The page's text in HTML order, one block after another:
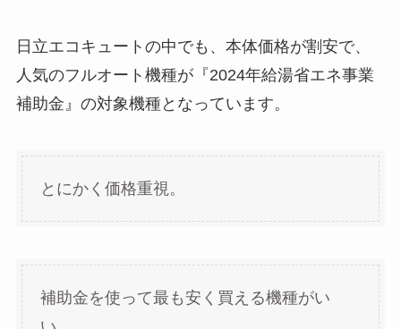
日立エコキュートの中でも、本体価格が割安で、
人気のフルオート機種が『2024年給湯省エネ事業
補助金』の対象機種となっています。
とにかく価格重視。
補助金を使って最も安く買える機種がい